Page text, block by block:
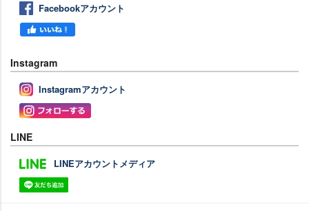
Facebookアカウント
Instagram
Instagramアカウント
LINE
LINEアカウントメディア